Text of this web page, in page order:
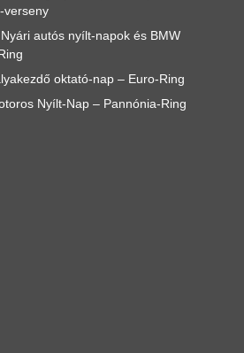
verseny
autós nyílt-napok és BMW
oktató-nap – Euro-Ring
Nyílt-Nap – Pannónia-Ring